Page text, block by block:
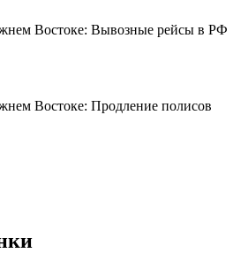
Востоке: Вывозные рейсы в РФ
Востоке: Продление полисов